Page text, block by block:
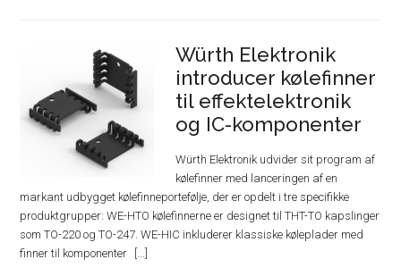
Würth Elektronik
introducer kølefinner
til effektelektronik
og IC-komponenter
Würth Elektronik udvider sit program af
kølefinner med lanceringen af en
markant udbygget kølefinneportefølje, der er opdelt i tre specifikke
produktgrupper: WE-HTO kølefinnerne er designet til THT-TO kapslinger
som TO-220 og TO-247. WE-HIC inkluderer klassiske køleplader med
finner til komponenter